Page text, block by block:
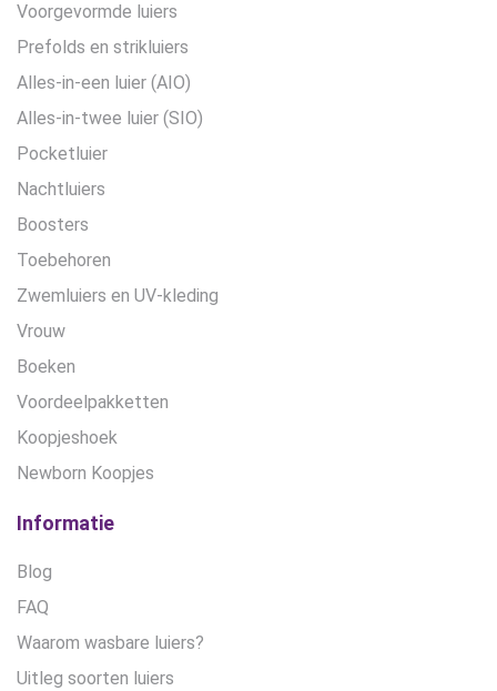
Voorgevormde luiers
Prefolds en strikluiers
Alles-in-een luier (AIO)
Alles-in-twee luier (SIO)
Pocketluier
Nachtluiers
Boosters
Toebehoren
Zwemluiers en UV-kleding
Vrouw
Boeken
Voordeelpakketten
Koopjeshoek
Newborn Koopjes
Informatie
Blog
FAQ
Waarom wasbare luiers?
Uitleg soorten luiers